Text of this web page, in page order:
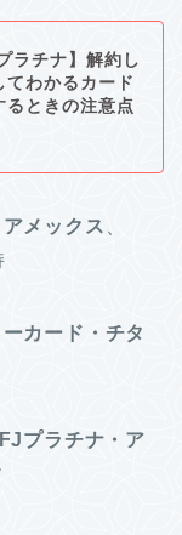
ラチナ】解約し
てわかるカード
るときの注意点
メックス
カード・チタ
プラチナ・ア